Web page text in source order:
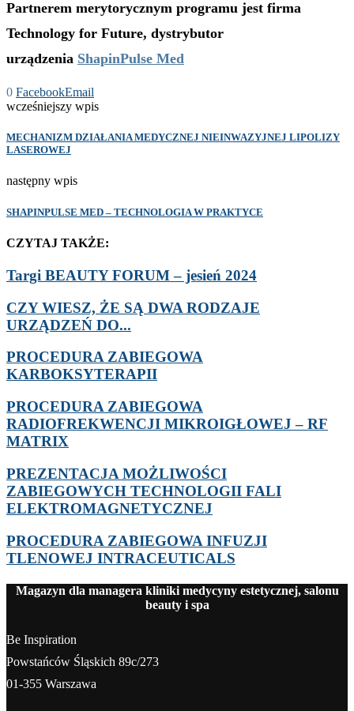
Partnerem merytorycznym programu jest firma
Technology for Future, dystrybutor
urządzenia ShapinPulse Med
0 FacebookEmail
wcześniejszy wpis
MECHANIZM DZIAŁANIA MEDYCZNEJ NIEINWAZYJNEJ LIPOLIZY
LASEROWEJ
następny wpis
SHAPINPULSE MED – TECHNOLOGIA W PRAKTYCE
CZYTAJ TAKŻE:
Targi BEAUTY FORUM – jesień 2024
CZY WIESZ, ŻE SĄ DWA RODZAJE
URZĄDZEŃ DO...
PROCEDURA ZABIEGOWA
KARBOKSYTERAPII
PROCEDURA ZABIEGOWA
RADIOFREKWENCJI MIKROIGŁOWEJ – RF
MATRIX
PREZENTACJA MOŻLIWOŚCI
ZABIEGOWYCH TECHNOLOGII FALI
ELEKTROMAGNETYCZNEJ
PROCEDURA ZABIEGOWA INFUZJI
TLENOWEJ INTRACEUTICALS
Magazyn dla managera kliniki medycyny estetycznej, salonu
beauty i spa
Be Inspiration
Powstańców Śląskich 89c/273
01-355 Warszawa